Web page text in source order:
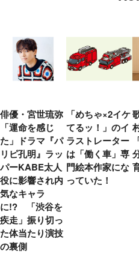
俳優・宮世琉弥
「運命を感じ
た」ドラマ『パ
リピ孔明』ラッ
パーKABE太人
役に影響され内
気なキャラ
に!? 「渋谷を
疾走」振り切っ
た体当たり演技
の裏側
「めちゃ×2イケ
てるッ！」のイ
ラストレーター
は「働く車」専
門絵本作家にな
っていた！